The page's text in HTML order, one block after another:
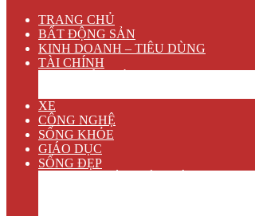
TRANG CHỦ
BẤT ĐỘNG SẢN
KINH DOANH – TIÊU DÙNG
TÀI CHÍNH
XE
CÔNG NGHỆ
SỐNG KHỎE
GIÁO DỤC
SỐNG ĐẸP